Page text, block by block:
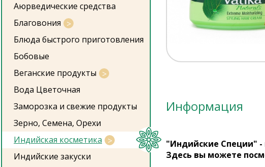
Аюрведические средства
Благовония
Блюда быстрого приготовления
Бобовые
Веганские продукты
Вода Цветочная
Заморозка и свежие продукты
Зерно, Семена, Орехи
Индийская косметика
Индийские закуски
Информация
"Индийские Специи" -
Здесь вы можете